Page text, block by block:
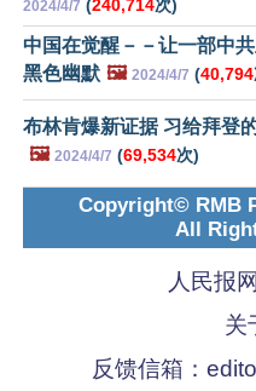
2024/4/7 (240,714次)
中国在觉醒－－让一部中
黑色幽默 🖼️ 2024/4/7 (40,794
布林肯爆新证据 习给拜登
🖼️ 2024/4/7 (69,534次)
Copyright© RMB
All
人民报
关
反馈信箱：